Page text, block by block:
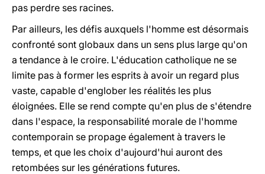
pas perdre ses racines.
Par ailleurs, les défis auxquels l'homme est désormais
confronté sont globaux dans un sens plus large qu'on
a tendance à le croire. L'éducation catholique ne se
limite pas à former les esprits à avoir un regard plus
vaste, capable d'englober les réalités les plus
éloignées. Elle se rend compte qu'en plus de s'étendre
dans l'espace, la responsabilité morale de l'homme
contemporain se propage également à travers le
temps, et que les choix d'aujourd'hui auront des
retombées sur les générations futures.